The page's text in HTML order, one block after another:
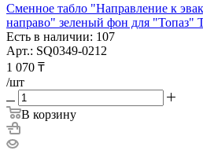
Сменное табло "Направление к
направо" зеленый фон для
Есть в наличии: 107
Арт.: SQ0349-0212
1 070 ₸
/шт
В корзину